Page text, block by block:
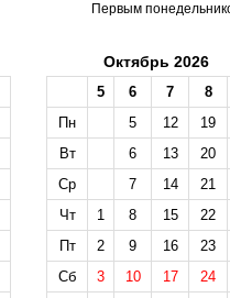
Первым
Октябрь 2026
5 6 7 8
Пн
5 12 19
Вт
6 13 20
Ср
7 14 21
Чт
1 8 15 22
Пт
2 9 16 23
Сб
3 10 17 24